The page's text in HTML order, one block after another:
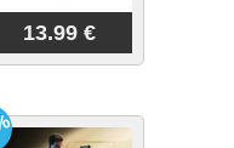
13.99 €